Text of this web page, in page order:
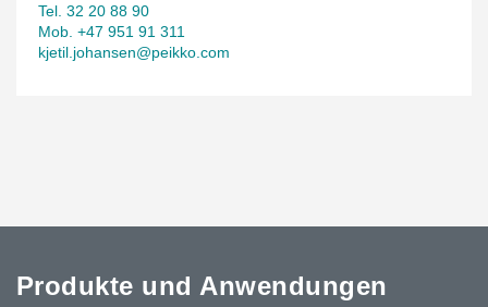
Tel. 32 20 88 90
Mob. +47 951 91 311
kjetil.johansen@peikko.com
Produkte und Anwendungen